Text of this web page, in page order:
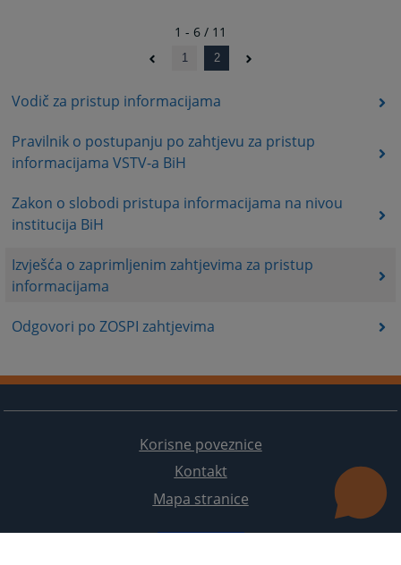
Vodič za pristup informacijama
Pravilnik o postupanju po zahtjevu za pristup
informacijama VSTV-a BiH
Zakon o slobodi pristupa informacijama na nivou
institucija BiH
Izvješća o zaprimljenim zahtjevima za pristup
informacijama
Odgovori po ZOSPI zahtjevima
1 - 6 / 11
1 2
Korisne poveznice
Kontakt
Mapa stranice